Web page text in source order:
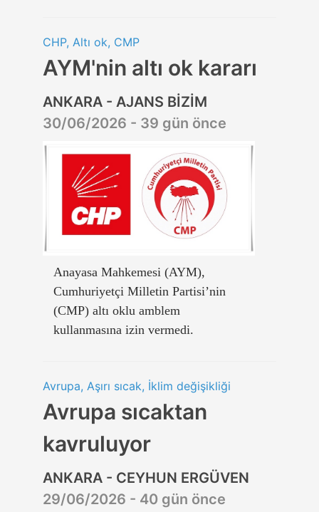
CHP, Altı ok, CMP
AYM'nin altı ok kararı
ANKARA - AJANS BİZİM
30/06/2026 - 39 gün önce
Anayasa Mahkemesi (AYM),
Cumhuriyetçi Milletin Partisi’nin
(CMP) altı oklu amblem
kullanmasına izin vermedi.
Avrupa, Aşırı sıcak, İklim değişikliği
Avrupa sıcaktan
kavruluyor
ANKARA - CEYHUN ERGÜVEN
29/06/2026 - 40 gün önce